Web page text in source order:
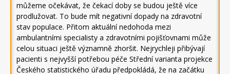
můžeme očekávat, že čekací doby se budou ještě více
prodlužovat. To bude mít negativní dopady na zdravotní
stav populace. Přitom aktuální nedohoda mezi
ambulantními specialisty a zdravotními pojišťovnami může
celou situaci ještě významně zhoršit. Nejrychleji přibývají
pacienti s nejvyšší potřebou péče Střední varianta projekce
Českého statistického úřadu předpokládá, že na začátku